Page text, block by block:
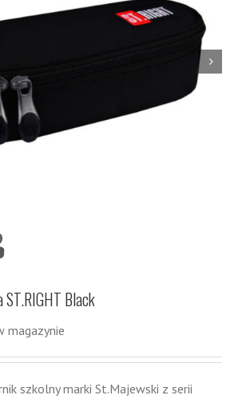

Black
magazynie
szkolny marki St.Majewski z serii